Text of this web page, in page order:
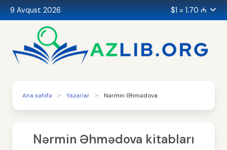
9 Avqust 2026 $1 = 1.70 ₼
Ana səhifə Yazarlar Nərmin Əhmədova
Nərmin Əhmədova kitabları